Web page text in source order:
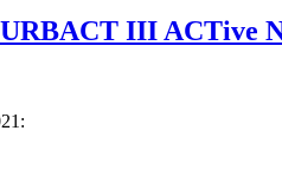
III ACTive